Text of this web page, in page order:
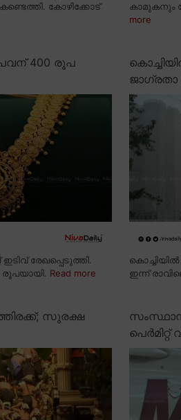
കണ്ടെത്തി. കോഴിക്കോട്
കാമുകനും
more
400 രൂപ
രേഖപ്പെടുത്തി.
Read more
ജാഗ്രതാ
ഇന്ന്
സുരക്ഷ